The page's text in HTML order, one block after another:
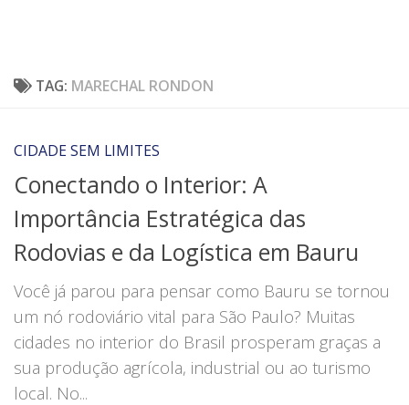
TAG: MARECHAL RONDON
CIDADE SEM LIMITES
Conectando o Interior: A
Importância Estratégica das
Rodovias e da Logística em Bauru
Você já parou para pensar como Bauru se tornou
um nó rodoviário vital para São Paulo? Muitas
cidades no interior do Brasil prosperam graças a
sua produção agrícola, industrial ou ao turismo
local. No...